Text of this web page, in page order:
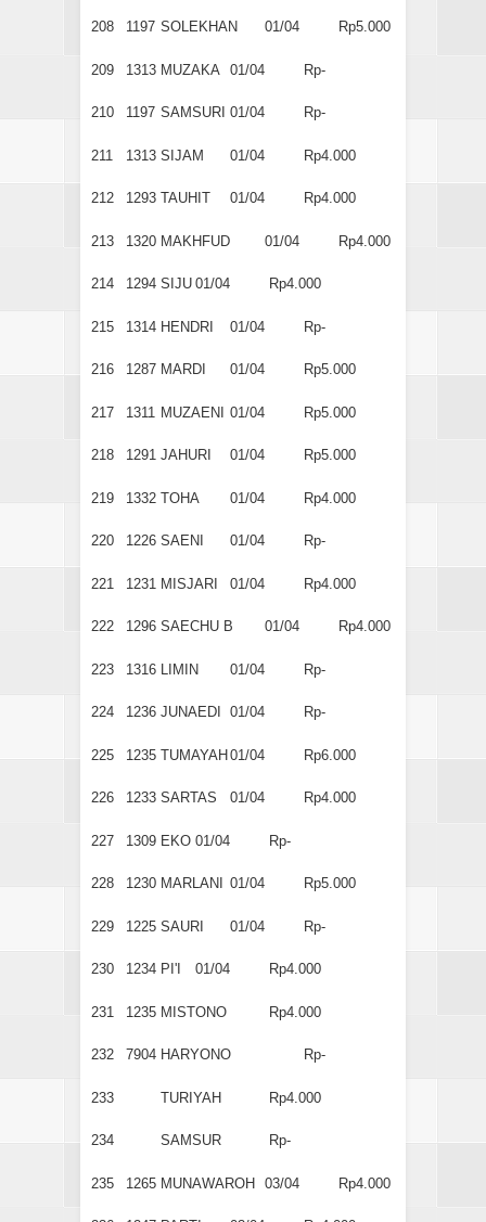
208 1197 SOLEKHAN 01/04 Rp5.000
209 1313 MUZAKA 01/04 Rp-
210 1197 SAMSURI 01/04 Rp-
211 1313 SIJAM 01/04 Rp4.000
212 1293 TAUHIT 01/04 Rp4.000
213 1320 MAKHFUD 01/04 Rp4.000
214 1294 SIJU 01/04 Rp4.000
215 1314 HENDRI 01/04 Rp-
216 1287 MARDI 01/04 Rp5.000
217 1311 MUZAENI 01/04 Rp5.000
218 1291 JAHURI 01/04 Rp5.000
219 1332 TOHA 01/04 Rp4.000
220 1226 SAENI 01/04 Rp-
221 1231 MISJARI 01/04 Rp4.000
222 1296 SAECHU B 01/04 Rp4.000
223 1316 LIMIN 01/04 Rp-
224 1236 JUNAEDI 01/04 Rp-
225 1235 TUMAYAH 01/04 Rp6.000
226 1233 SARTAS 01/04 Rp4.000
227 1309 EKO 01/04 Rp-
228 1230 MARLANI 01/04 Rp5.000
229 1225 SAURI 01/04 Rp-
230 1234 PI'I 01/04 Rp4.000
231 1235 MISTONO Rp4.000
232 7904 HARYONO Rp-
233 TURIYAH Rp4.000
234 SAMSUR Rp-
235 1265 MUNAWAROH 03/04 Rp4.000